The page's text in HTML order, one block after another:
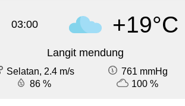
03:00 +19°C
Langit mendung
Selatan, 2.4 m/s
761 mmHg
86 %
100 %